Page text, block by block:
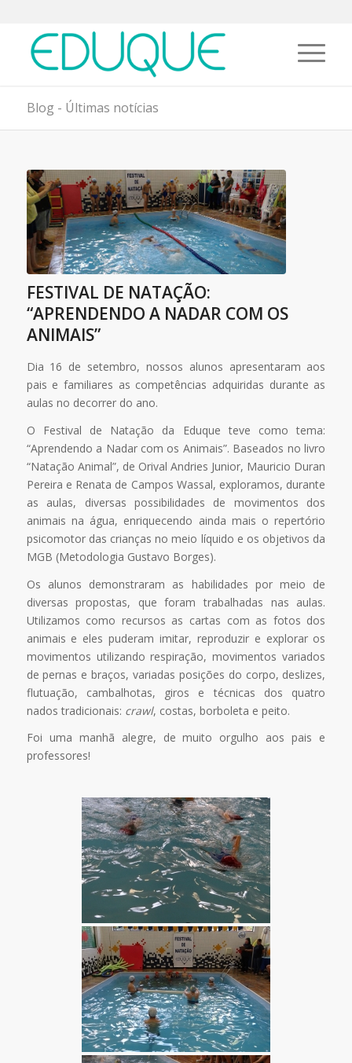
Blog - Últimas notícias
FESTIVAL DE NATAÇÃO:
“APRENDENDO A NADAR COM OS
ANIMAIS”
Dia 16 de setembro, nossos alunos apresentaram aos
pais e familiares as competências adquiridas durante as
aulas no decorrer do ano.
O Festival de Natação da Eduque teve como tema:
“Aprendendo a Nadar com os Animais”. Baseados no livro
“Natação Animal”, de Orival Andries Junior, Mauricio Duran
Pereira e Renata de Campos Wassal, exploramos, durante
as aulas, diversas possibilidades de movimentos dos
animais na água, enriquecendo ainda mais o repertório
psicomotor das crianças no meio líquido e os objetivos da
MGB (Metodologia Gustavo Borges).
Os alunos demonstraram as habilidades por meio de
diversas propostas, que foram trabalhadas nas aulas.
Utilizamos como recursos as cartas com as fotos dos
animais e eles puderam imitar, reproduzir e explorar os
movimentos utilizando respiração, movimentos variados
de pernas e braços, variadas posições do corpo, deslizes,
flutuação, cambalhotas, giros e técnicas dos quatro
nados tradicionais: crawl, costas, borboleta e peito.
Foi uma manhã alegre, de muito orgulho aos pais e
professores!